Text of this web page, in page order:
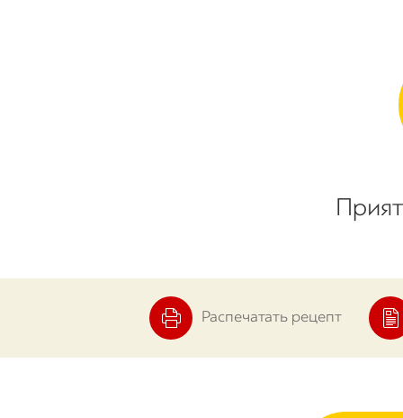
Распечатать рецепт